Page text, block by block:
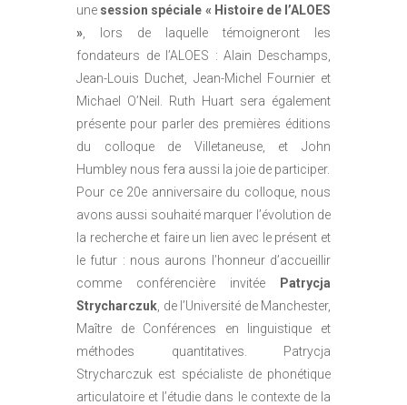
une session spéciale « Histoire de l’ALOES
» , lors de laquelle témoigneront les
fondateurs de l’ALOES : Alain Deschamps,
Jean-Louis Duchet, Jean-Michel Fournier et
Michael O’Neil. Ruth Huart sera également
présente pour parler des premières éditions
du colloque de Villetaneuse, et John
Humbley nous fera aussi la joie de participer.
Pour ce 20e anniversaire du colloque, nous
avons aussi souhaité marquer l’évolution de
la recherche et faire un lien avec le présent et
le futur : nous aurons l’honneur d’accueillir
comme conférencière invitée
Patrycja
Strycharczuk , de l’Université de Manchester,
Maître de Conférences en linguistique et
méthodes quantitatives. Patrycja
Strycharczuk est spécialiste de phonétique
articulatoire et l’étudie dans le contexte de la